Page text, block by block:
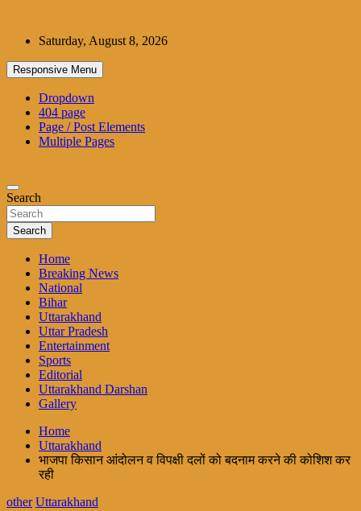
contentSaturday, August 8, 2026
Responsive Menu
Dropdown
404 page
Page / Post Elements
Multiple Pages
Search
Search
Home
Breaking News
National
Bihar
Uttarakhand
Uttar Pradesh
Entertainment
Sports
Editorial
Uttarakhand Darshan
Gallery
Home
Uttarakhand
भाजपा किसान आंदोलन व विपक्षी दलों को बदनाम करने की कोशिश कर
रही
other Uttarakhand